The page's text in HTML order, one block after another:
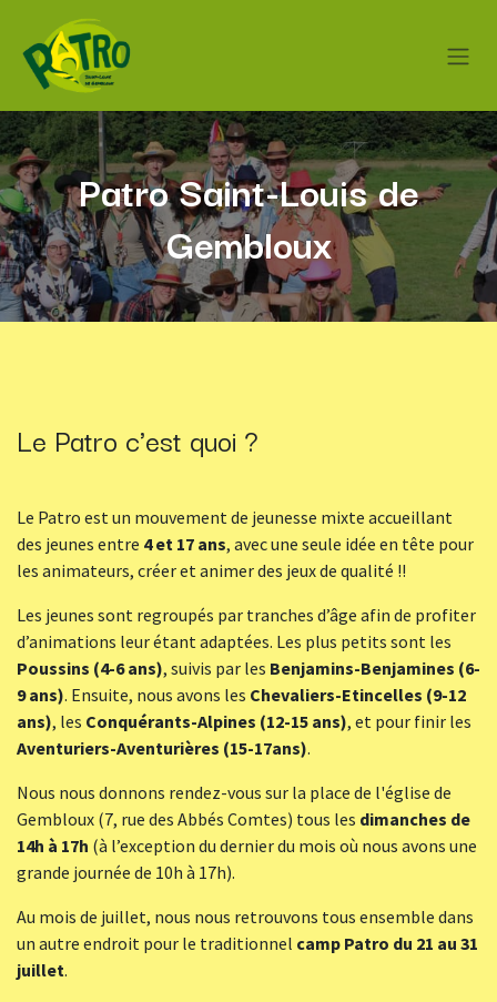
Patro Saint-Louis de
Gembloux
Le Patro c'est quoi ?
Le Patro est un mouvement de jeunesse mixte accueillant
des jeunes entre 4 et 17 ans, avec une seule idée en tête pour
les animateurs, créer et animer des jeux de qualité !!
Les jeunes sont regroupés par tranches d’âge afin de profiter
d’animations leur étant adaptées. Les plus petits sont les
Poussins (4-6 ans), suivis par les Benjamins-Benjamines (6-
9 ans). Ensuite, nous avons les Chevaliers-Etincelles (9-12
ans), les Conquérants-Alpines (12-15 ans), et pour finir les
Aventuriers-Aventurières (15-17ans).
Nous nous donnons rendez-vous sur la place de l'église de
Gembloux (7, rue des Abbés Comtes) tous les dimanches de
14h à 17h (à l’exception du dernier du mois où nous avons une
grande journée de 10h à 17h).
Au mois de juillet, nous nous retrouvons tous ensemble dans
un autre endroit pour le traditionnel camp Patro du 21 au 31
juillet.